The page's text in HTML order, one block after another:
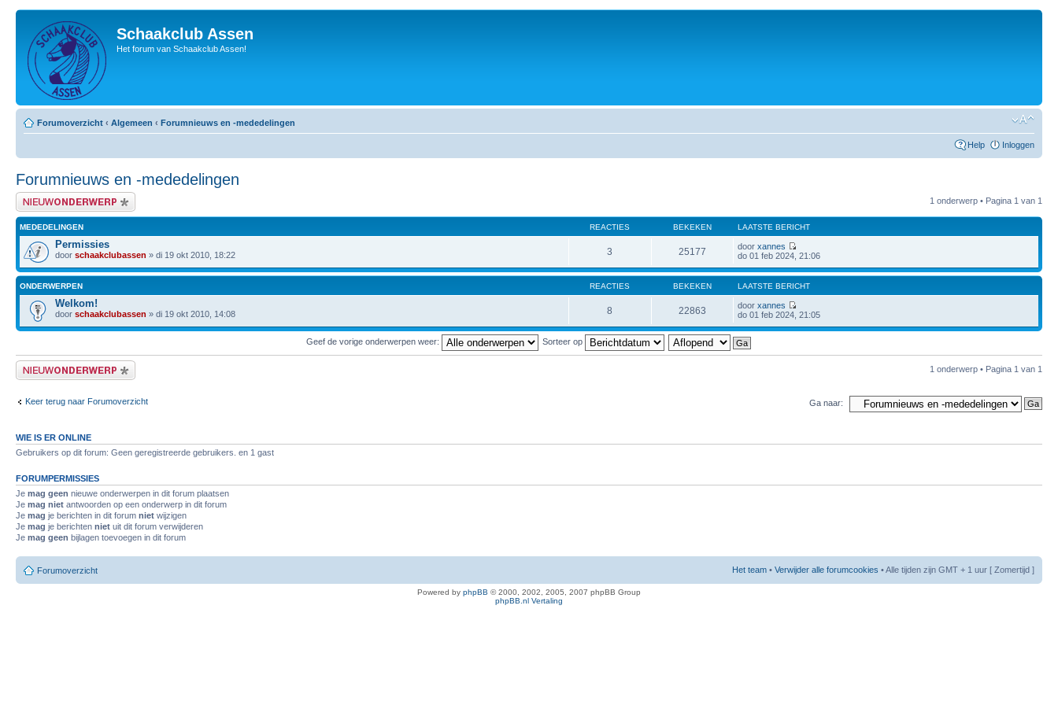
Schaakclub Assen
Het forum van Schaakclub Assen!
Forumoverzicht ‹ Algemeen ‹ Forumnieuws en -mededelingen
Help Inloggen
Forumnieuws en -mededelingen
Plaats een nieuw bericht 1 onderwerp • Pagina 1 van 1
MEDEDELINGEN REACTIES BEKEKEN LAATSTE BERICHT
Permissies
door schaakclubassen » di 19 okt 2010, 18:22 3 25177 doorxannes
do 01 feb 2024, 21:06
ONDERWERPEN REACTIES BEKEKEN LAATSTE BERICHT
Welkom!
door schaakclubassen » di 19 okt 2010, 14:08 8 22863 doorxannes
do 01 feb 2024, 21:05
Geef de vorige onderwerpen weer: Sorteer op
Plaats een nieuw bericht 1 onderwerp • Pagina 1 van 1
Keer terug naar Forumoverzicht Ga naar:
WIE IS ER ONLINE
Gebruikers op dit forum: Geen geregistreerde gebruikers. en 1 gast
FORUMPERMISSIES
Je mag geen nieuwe onderwerpen in dit forum plaatsen
Je mag niet antwoorden op een onderwerp in dit forum
Je mag je berichten in dit forum niet wijzigen
Je mag je berichten niet uit dit forum verwijderen
Je mag geen bijlagen toevoegen in dit forum
Forumoverzicht Het team • Verwijder alle forumcookies • Alle tijden zijn GMT + 1 uur [ Zomertijd ]
Powered by phpBB © 2000, 2002, 2005, 2007 phpBB Group
phpBB.nl Vertaling